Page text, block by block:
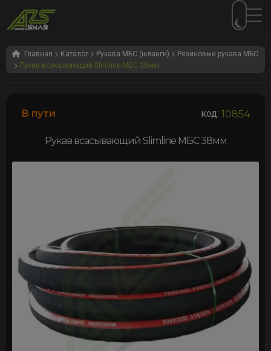
Перейти
навигации
Перейти
содержимому
Главная Каталог Рукава МБС (шланги)
Резиновые рукава МБС
Рукав всасывающий Slimline МБС 38мм
В пути код: 10854
Рукав всасывающий Slimline МБС 38мм